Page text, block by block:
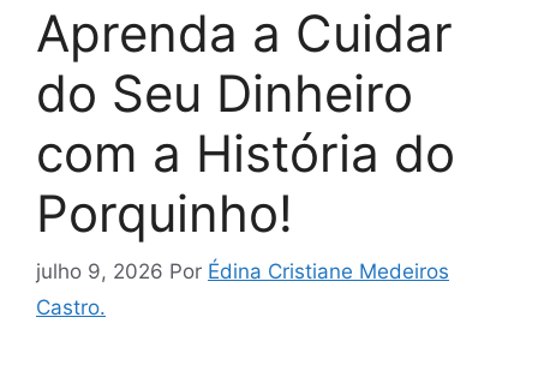
Aprenda a Cuidar
do Seu Dinheiro
com a História do
Porquinho!
julho 9, 2026 Por Édina Cristiane Medeiros
Castro.